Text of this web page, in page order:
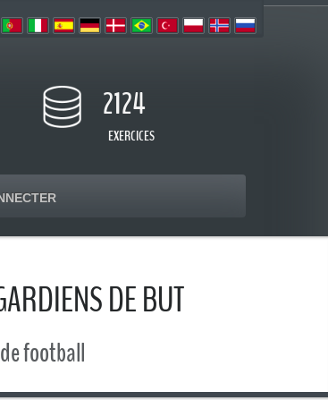
2124
EXERCICES
DE BUT
football